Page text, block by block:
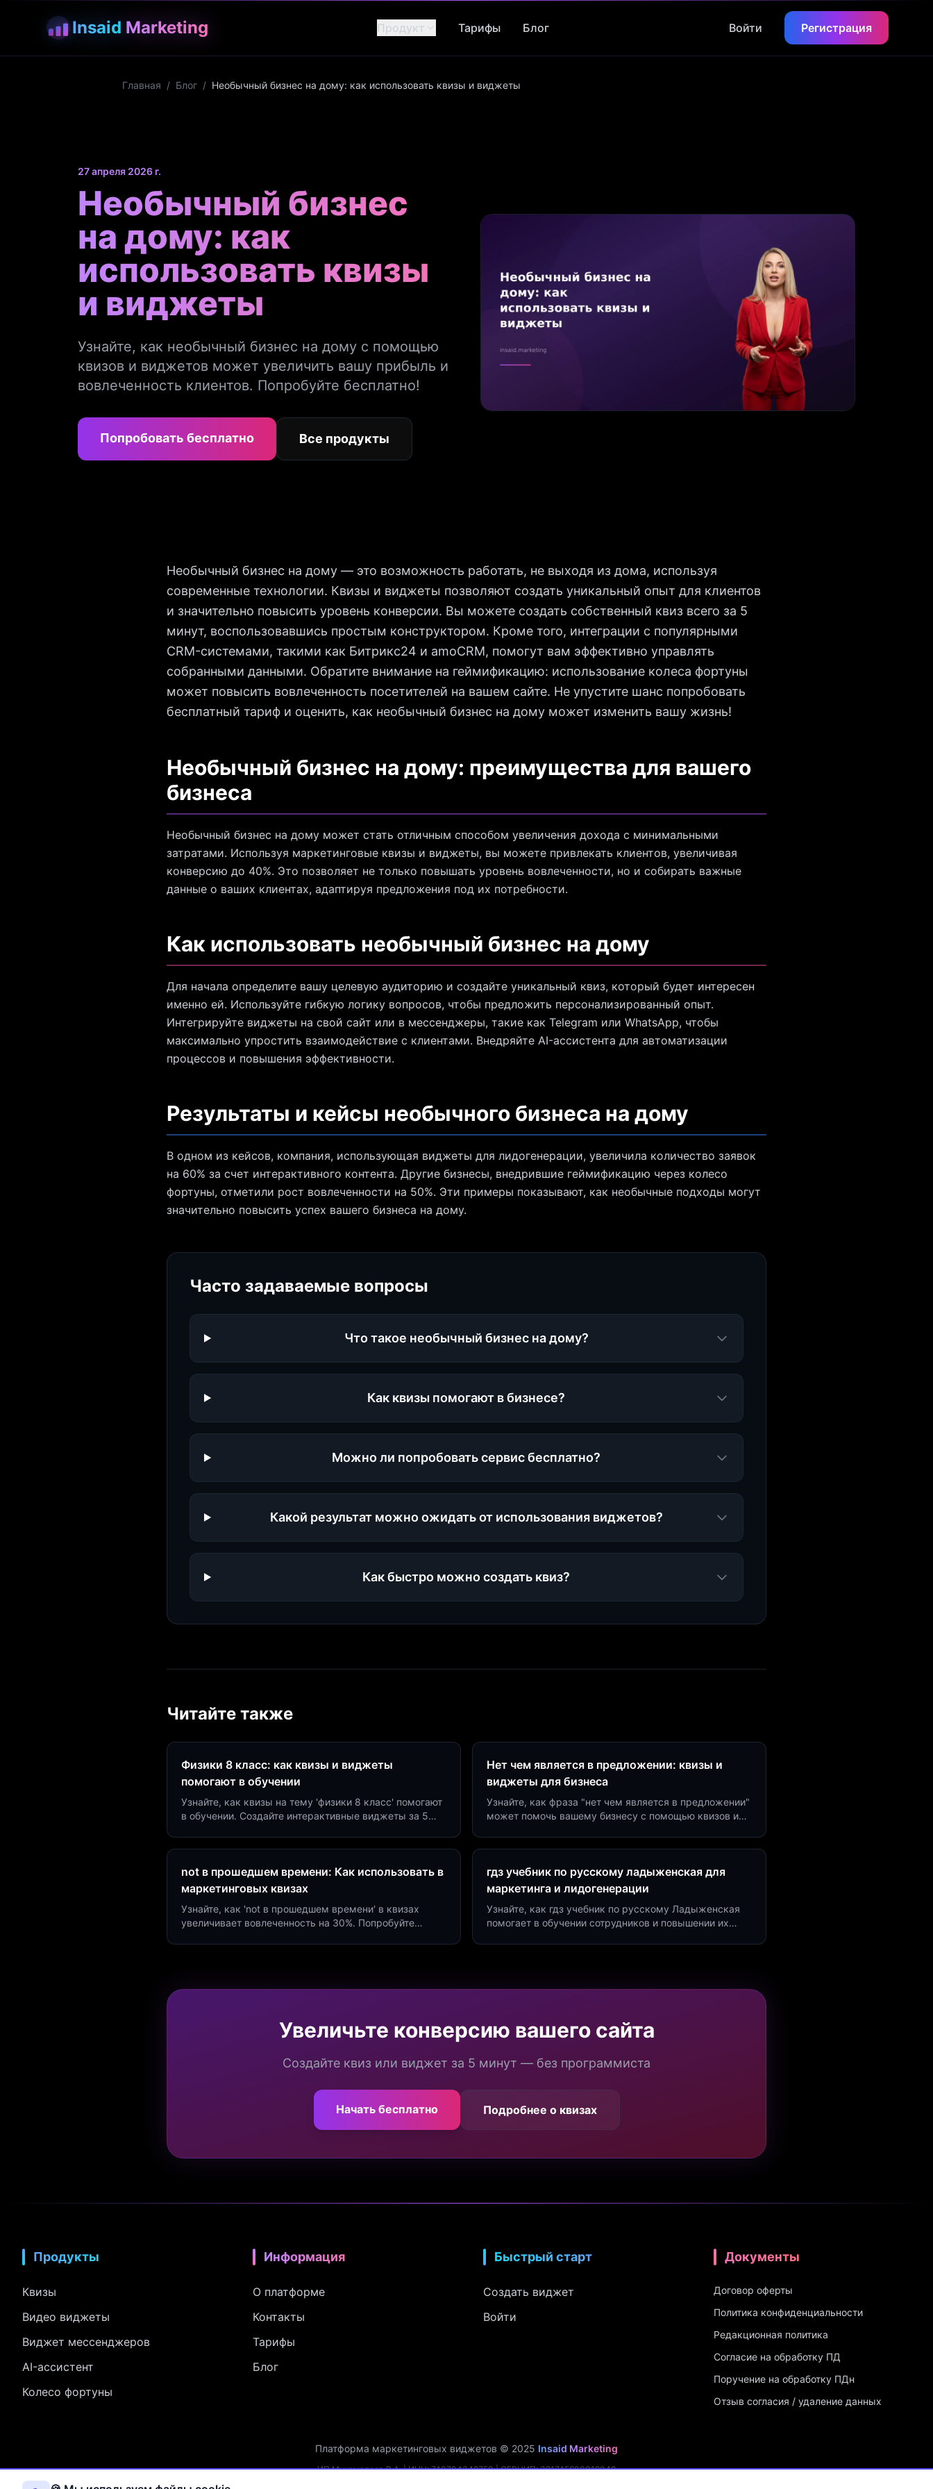
Insaid Marketing Продукт Тарифы Блог Войти Регистрация
Главная / Блог / Необычный бизнес на дому: как использовать квизы и виджеты
27 апреля 2026 г.
Необычный бизнес
на дому: как
использовать квизы
и виджеты
Узнайте, как необычный бизнес на дому с помощью
квизов и виджетов может увеличить вашу прибыль и
вовлеченность клиентов. Попробуйте бесплатно!
Попробовать бесплатно Все продукты
Необычный бизнес на дому — это возможность работать, не выходя из дома, используя
современные технологии. Квизы и виджеты позволяют создать уникальный опыт для клиентов
и значительно повысить уровень конверсии. Вы можете создать собственный квиз всего за 5
минут, воспользовавшись простым конструктором. Кроме того, интеграции с популярными
CRM-системами, такими как Битрикс24 и amoCRM, помогут вам эффективно управлять
собранными данными. Обратите внимание на геймификацию: использование колеса фортуны
может повысить вовлеченность посетителей на вашем сайте. Не упустите шанс попробовать
бесплатный тариф и оценить, как необычный бизнес на дому может изменить вашу жизнь!
Необычный бизнес на дому: преимущества для вашего
бизнеса
Необычный бизнес на дому может стать отличным способом увеличения дохода с минимальными
затратами. Используя маркетинговые квизы и виджеты, вы можете привлекать клиентов, увеличивая
конверсию до 40%. Это позволяет не только повышать уровень вовлеченности, но и собирать важные
данные о ваших клиентах, адаптируя предложения под их потребности.
Как использовать необычный бизнес на дому
Для начала определите вашу целевую аудиторию и создайте уникальный квиз, который будет интересен
именно ей. Используйте гибкую логику вопросов, чтобы предложить персонализированный опыт.
Интегрируйте виджеты на свой сайт или в мессенджеры, такие как Telegram или WhatsApp, чтобы
максимально упростить взаимодействие с клиентами. Внедряйте AI-ассистента для автоматизации
процессов и повышения эффективности.
Результаты и кейсы необычного бизнеса на дому
В одном из кейсов, компания, использующая виджеты для лидогенерации, увеличила количество заявок
на 60% за счет интерактивного контента. Другие бизнесы, внедрившие геймификацию через колесо
фортуны, отметили рост вовлеченности на 50%. Эти примеры показывают, как необычные подходы могут
значительно повысить успех вашего бизнеса на дому.
Часто задаваемые вопросы
Что такое необычный бизнес на дому?
Как квизы помогают в бизнесе?
Можно ли попробовать сервис бесплатно?
Какой результат можно ожидать от использования виджетов?
Как быстро можно создать квиз?
Читайте также
Физики 8 класс: как квизы и виджеты
помогают в обучении
Узнайте, как квизы на тему 'физики 8 класс' помогают
в обучении. Создайте интерактивные виджеты за 5
Нет чем является в предложении: квизы и
виджеты для бизнеса
Узнайте, как фраза "нет чем является в предложении"
может помочь вашему бизнесу с помощью квизов и
not в прошедшем времени: Как использовать в
маркетинговых квизах
Узнайте, как 'not в прошедшем времени' в квизах
увеличивает вовлеченность на 30%. Попробуйте
гдз учебник по русскому ладыженская для
маркетинга и лидогенерации
Узнайте, как гдз учебник по русскому Ладыженская
помогает в обучении сотрудников и повышении их
Увеличьте конверсию вашего сайта
Создайте квиз или виджет за 5 минут — без программиста
Начать бесплатно Подробнее о квизах
Продукты
Квизы
Видео виджеты
Виджет мессенджеров
AI-ассистент
Колесо фортуны
Информация
О платформе
Контакты
Тарифы
Блог
Быстрый старт
Создать виджет
Войти
Документы
Договор оферты
Политика конфиденциальности
Редакционная политика
Согласие на обработку ПД
Поручение на обработку ПДн
Отзыв согласия / удаление данных
Платформа маркетинговых виджетов © 2025 Insaid Marketing
ИП Мухамадеев Р.А. | ИНН: 740704342750 | ОГРНИП: 321745600019048